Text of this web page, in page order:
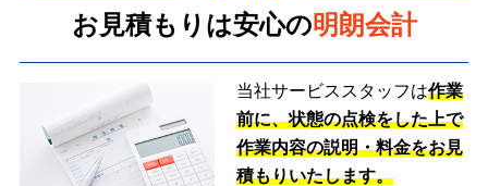
お見積もりは安心の明朗会計
当社サービススタッフは作業
前に、状態の点検をした上で
作業内容の説明・料金をお見
積もりいたします。